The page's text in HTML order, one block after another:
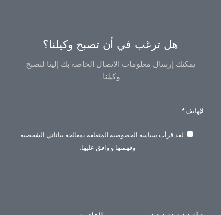
هل ترغب في أن تصبح وكيلنا؟
يمكنك إرسال معلومات الاتصال الخاصة بك إلينا لتصبح
وكيلنا.
لقد قرأت سياسة الخصوصية المتعلقة بمعالجة بياناتي الشخصية
وفهمتها وأوافق عليها.